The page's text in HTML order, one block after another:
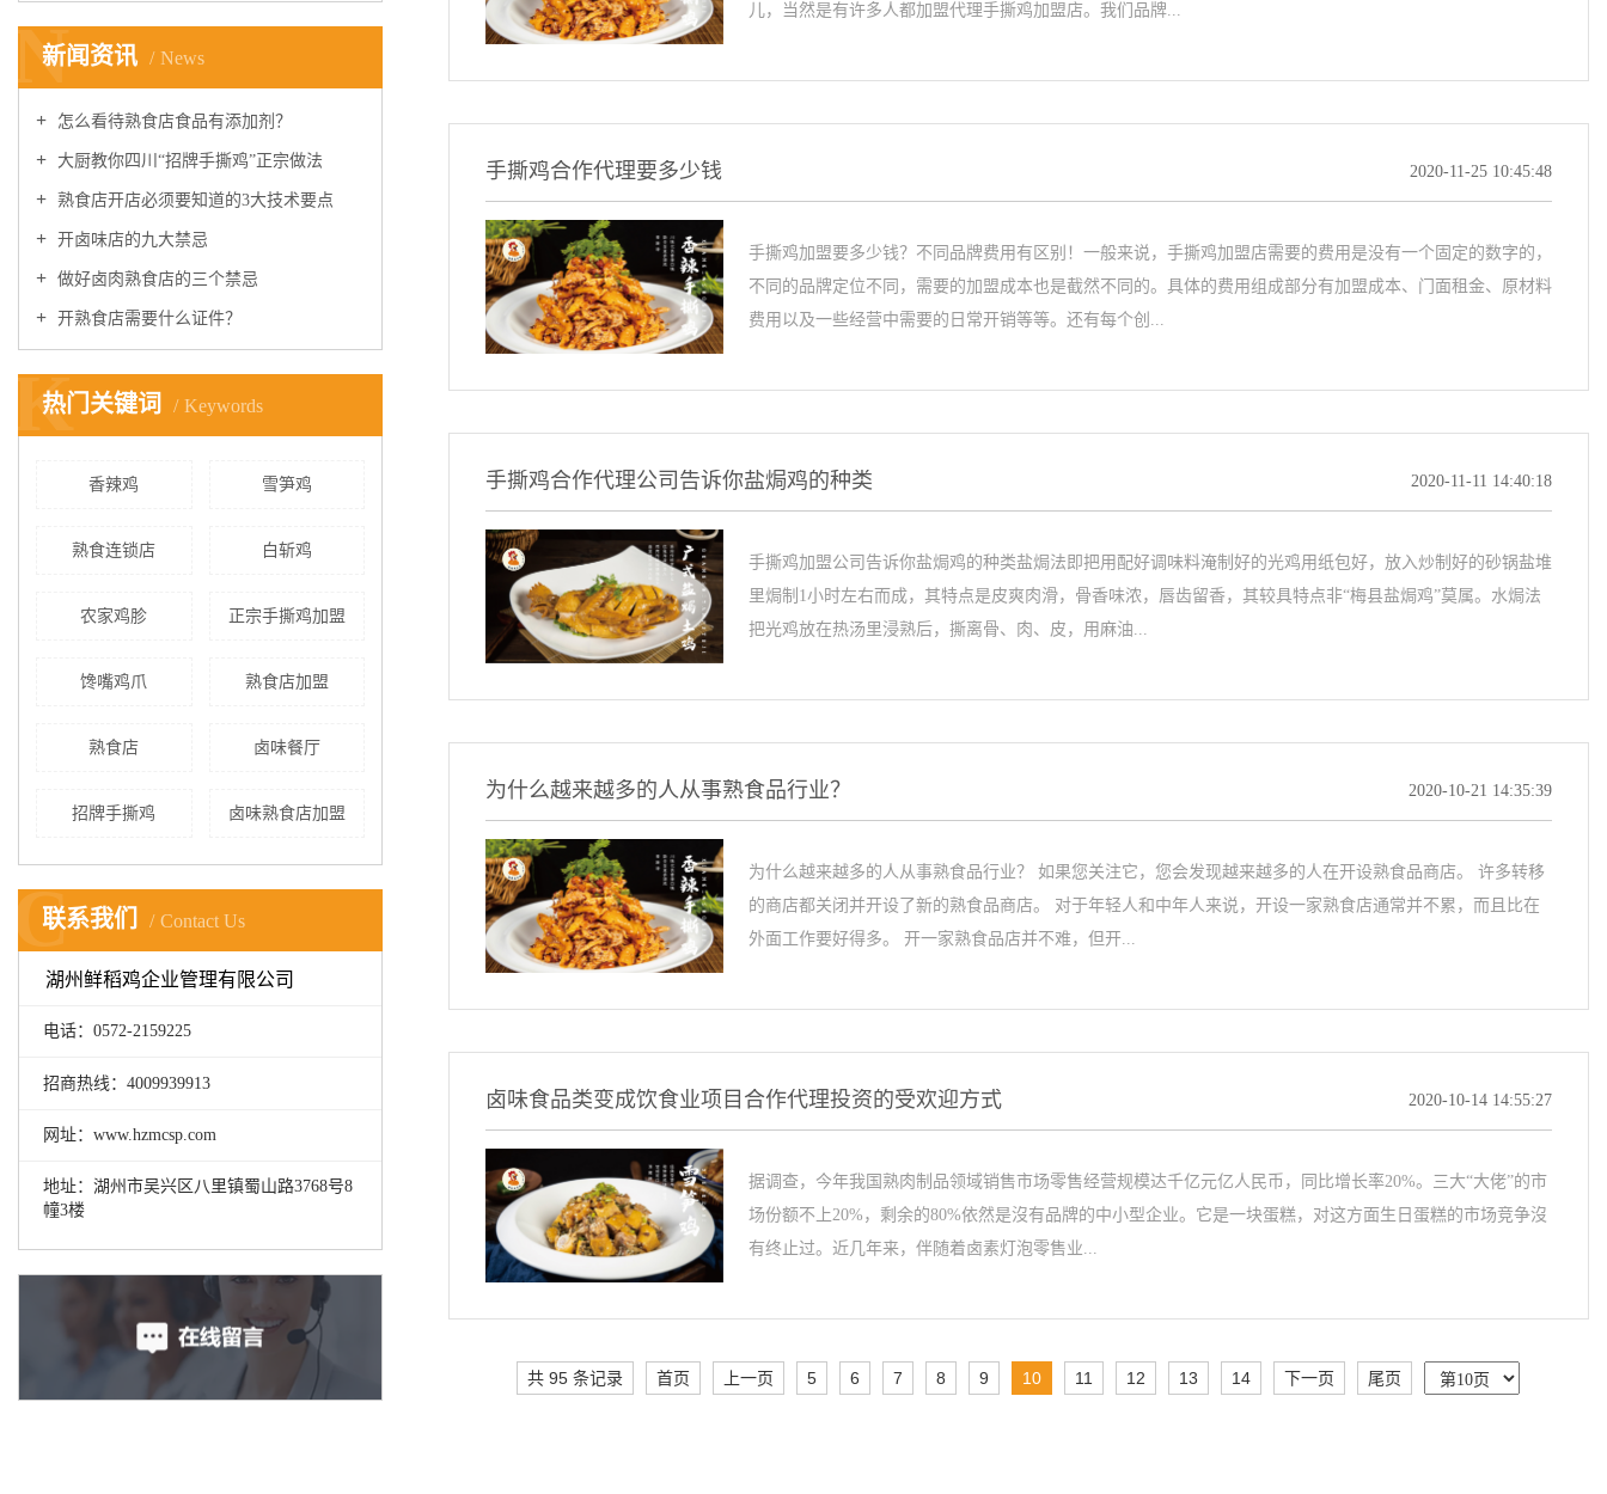
新闻资讯 News
N
怎么看待熟食店食品有添加剂？
大厨教你四川“招牌手撕鸡”正宗做法
熟食店开店必须要知道的3大技术要点
开卤味店的九大禁忌
做好卤肉熟食店的三个禁忌
开熟食店需要什么证件？
热门关键词 Keywords
K
香辣鸡 雪笋鸡
熟食连锁店 白斩鸡
农家鸡胗 正宗手撕鸡加盟
馋嘴鸡爪 熟食店加盟
熟食店 卤味餐厅
招牌手撕鸡 卤味熟食店加盟
联系我们 Contact Us
C
湖州鲜稻鸡企业管理有限公司
电话：0572-2159225
招商热线：4009939913
网址：www.hzmcsp.com
地址：湖州市吴兴区八里镇蜀山路3768号8
幢3楼
儿，当然是有许多人都加盟代理手撕鸡加盟店。我们品牌...
手撕鸡合作代理要多少钱 2020-11-25 10:45:48
手撕鸡加盟要多少钱？不同品牌费用有区别！一般来说，手撕鸡加盟店需要的费用是没有一个固定的数字的，
不同的品牌定位不同，需要的加盟成本也是截然不同的。具体的费用组成部分有加盟成本、门面租金、原材料
费用以及一些经营中需要的日常开销等等。还有每个创...
手撕鸡合作代理公司告诉你盐焗鸡的种类 2020-11-11 14:40:18
手撕鸡加盟公司告诉你盐焗鸡的种类盐焗法即把用配好调味料淹制好的光鸡用纸包好，放入炒制好的砂锅盐堆
里焗制1小时左右而成，其特点是皮爽肉滑，骨香味浓，唇齿留香，其较具特点非“梅县盐焗鸡”莫属。水焗法
把光鸡放在热汤里浸熟后，撕离骨、肉、皮，用麻油...
为什么越来越多的人从事熟食品行业？ 2020-10-21 14:35:39
为什么越来越多的人从事熟食品行业？ 如果您关注它，您会发现越来越多的人在开设熟食品商店。 许多转移
的商店都关闭并开设了新的熟食品商店。 对于年轻人和中年人来说，开设一家熟食店通常并不累，而且比在
外面工作要好得多。 开一家熟食品店并不难，但开...
卤味食品类变成饮食业项目合作代理投资的受欢迎方式 2020-10-14 14:55:27
据调查，今年我国熟肉制品领域销售市场零售经营规模达千亿元亿人民币，同比增长率20%。三大“大佬”的市
场份额不上20%，剩余的80%依然是沒有品牌的中小型企业。它是一块蛋糕，对这方面生日蛋糕的市场竞争沒
有终止过。近几年来，伴随着卤素灯泡零售业...
共 95 条记录 首页 上一页 5 6 7 8 9 10 11 12 13 14 下一页 尾页